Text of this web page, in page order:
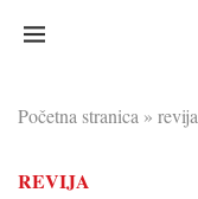
Početna stranica » revija
REVIJA